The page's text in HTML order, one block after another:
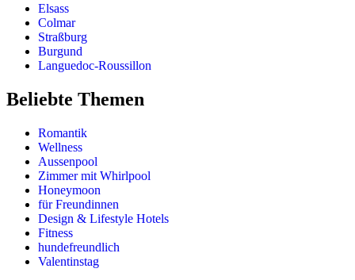
Elsass
Colmar
Straßburg
Burgund
Languedoc-Roussillon
Beliebte Themen
Romantik
Wellness
Aussenpool
Zimmer mit Whirlpool
Honeymoon
für Freundinnen
Design & Lifestyle Hotels
Fitness
hundefreundlich
Valentinstag